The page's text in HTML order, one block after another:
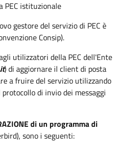
PEC istituzionale
gestore del servizio di PEC è
Consip).
utilizzatori della PEC dell'Ente
) di aggiornare il client di posta
a fruire del servizio utilizzando
di invio dei messaggi
di un programma di
sono i seguenti: